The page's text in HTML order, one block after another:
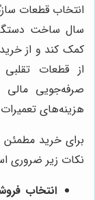
انتخاب قطعات
سال ساخت
کمک کند و از خرید
از قطعات
صرفه‌جویی مالی
هزینه‌های
برای خرید مطمئن
نکات زیر ضروری
انتخاب